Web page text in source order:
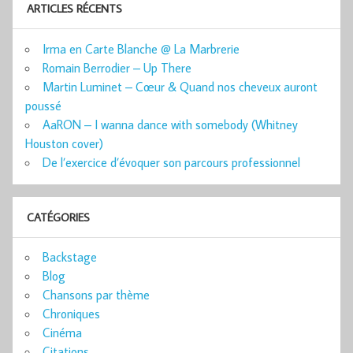
ARTICLES RÉCENTS
Irma en Carte Blanche @ La Marbrerie
Romain Berrodier – Up There
Martin Luminet – Cœur & Quand nos cheveux auront
poussé
AaRON – I wanna dance with somebody (Whitney
Houston cover)
De l’exercice d’évoquer son parcours professionnel
CATÉGORIES
Backstage
Blog
Chansons par thème
Chroniques
Cinéma